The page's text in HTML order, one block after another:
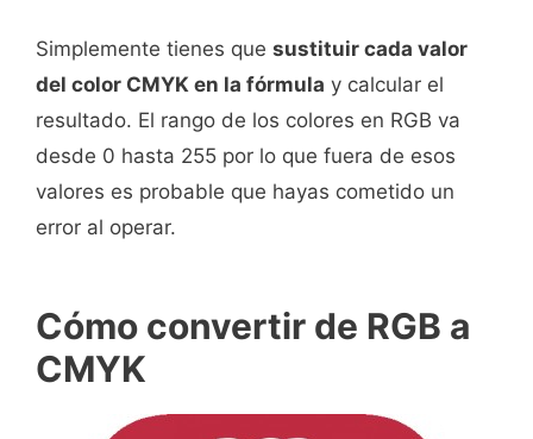
Simplemente tienes que sustituir cada valor
del color CMYK en la fórmula y calcular el
resultado. El rango de los colores en RGB va
desde 0 hasta 255 por lo que fuera de esos
valores es probable que hayas cometido un
error al operar.
Cómo convertir de RGB a
CMYK